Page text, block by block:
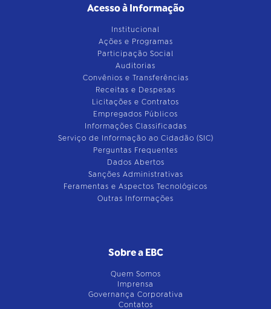
Acesso à Informação
Institucional
Ações e Programas
Participação Social
Auditorias
Convênios e Transferências
Receitas e Despesas
Licitações e Contratos
Empregados Públicos
Informações Classificadas
Serviço de Informação ao Cidadão (SIC)
Perguntas Frequentes
Dados Abertos
Sanções Administrativas
Feramentas e Aspectos Tecnológicos
Outras Informações
Sobre a EBC
Quem Somos
Imprensa
Governança Corporativa
Contatos